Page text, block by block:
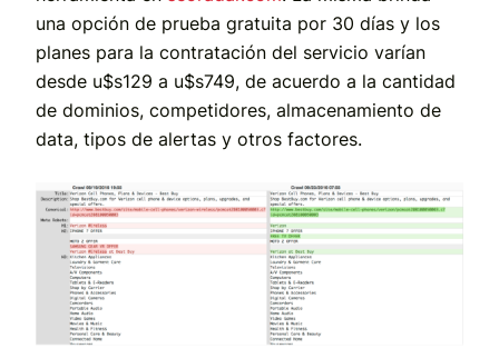
una opción de prueba gratuita por 30 días y los
planes para la contratación del servicio varían
desde u$s129 a u$s749, de acuerdo a la cantidad
de dominios, competidores, almacenamiento de
data, tipos de alertas y otros factores.